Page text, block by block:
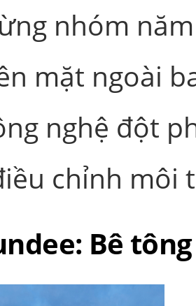
nhóm
mặt ngoài
nghệ đột
chỉnh môi
Bê